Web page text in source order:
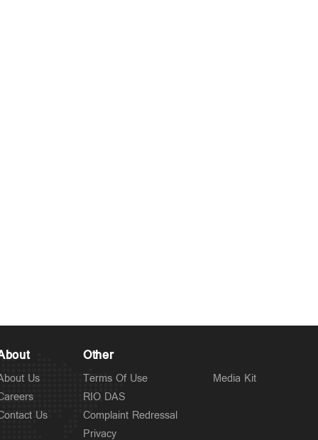
Us
Us
Other
Terms Of Use
RIO DAS
Complaint Redressal
Privacy
Media Kit